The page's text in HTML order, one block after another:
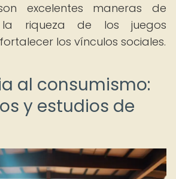
excelentes maneras de
riqueza de los juegos
los vínculos sociales.
al consumismo:
y estudios de